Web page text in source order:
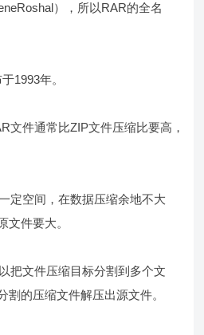
），所以RAR的全名
1993年。
文件通常比ZIP文件压缩比要高，
定空间，在数据压缩余地不大
文件要大。
把文件压缩目标分割到多个文
割的压缩文件解压出源文件。